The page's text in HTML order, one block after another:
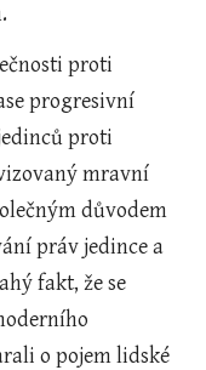
proti
progresivní
proti
mravní
důvodem
práv jedince a
fakt, že se
o pojem lidské